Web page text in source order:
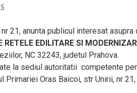
21, anunta publicul interesat
RETELE EDILITARE SI
NC 32243, judetul Prahova.
la sediul autoritatii competente
Primariei Oras Baicoi, str Unirii, nr